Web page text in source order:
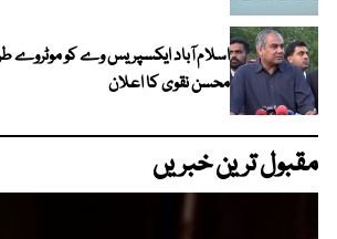
اسلام آباد ایکسپریس وے کو موٹروے
محسن نقوی کا اعلان
مقبول ترین خبریں